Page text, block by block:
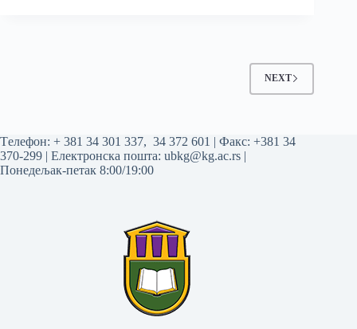
NEXT
Tелефон: + 381 34 301 337, 34 372 601 | Факс: +381 34
370-299 | Електронска пошта: ubkg@kg.ac.rs |
Понедељак-петак 8:00/19:00